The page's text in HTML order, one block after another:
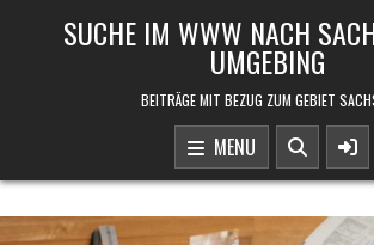
SUCHE IM WWW NACH
UMGEBING
BEITRÄGE MIT BEZUG ZUM GEBIET
MENU